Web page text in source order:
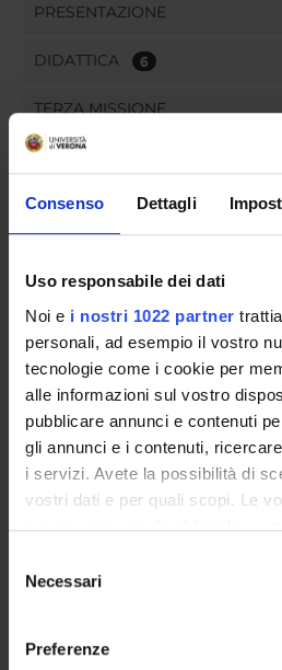
Consenso Dettagli
Uso responsabile dei dati
Noi e i nostri 1022 partner
personali, ad esempio il vostro
tecnologie come i cookie per
alle informazioni sul vostro
pubblicare annunci e contenuti
gli annunci e i contenuti,
i servizi. Avete la possibilità di
vostri dati e per quali scopi. Le
privacy sono applicabili solo su
modificare o revocare il proprio
momento dalla Dichiarazione
delNecessari
Preferenze
PRESENTAZIONE
DIDATTICA 6
TERZA MISSIONE
RICERCA
PROGETTI
ORGANIZZAZIONE
GOVERNANCE
COMMISSIONI